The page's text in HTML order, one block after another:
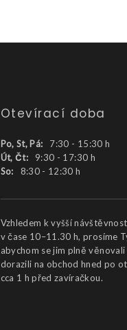
Otevírací doba
Po, St, Pá:
7:30 - 15:30 h
Út, Čt: 9:30 - 17:30 h
So: 8:30 - 12:30 h
Vzhledem k vyšší
v čase 10–11.30 h, prosíme
abychom se jim plně
dorazili na obchod hned po
cca 1 h před zavíračkou.